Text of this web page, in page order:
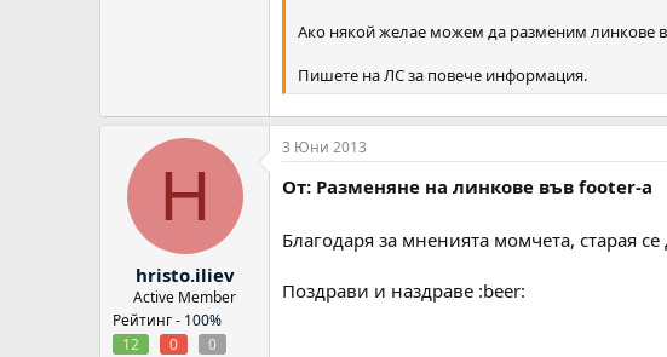
Ако някой желае можем да разменим линкове
Пишете на ЛС за повече информация.
H
hristo.iliev
Active Member
Рейтинг - 100%
12
0 0
3 Юни 2013
От: Разменяне на линкове във footer-а
Благодаря за мненията момчета, старая
Поздрави и наздраве :beer: